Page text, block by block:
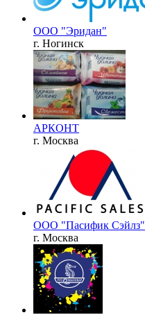
ООО "Эридан"
г. Ногинск
АРКОНТ
г. Москва
ООО "Пасифик Сэйлз"
г. Москва